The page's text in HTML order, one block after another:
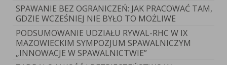
SPAWANIE BEZ OGRANICZEŃ: JAK PRACOWAĆ TAM,
GDZIE WCZEŚNIEJ NIE BYŁO TO MOŻLIWE
PODSUMOWANIE UDZIAŁU RYWAL-RHC W IX
MAZOWIECKIM SYMPOZJUM SPAWALNICZYM
„INNOWACJE W SPAWALNICTWIE”